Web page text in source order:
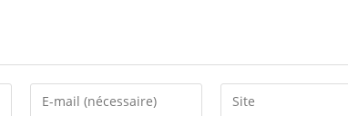
Enter
Saisir